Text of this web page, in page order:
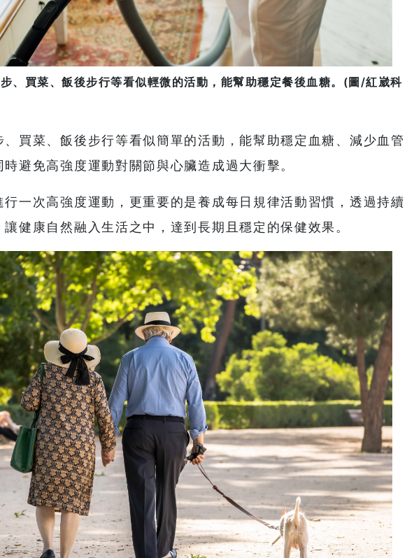
、買菜、飯後步行等看似輕微的活動，能幫助穩定餐後血糖。(圖/紅崴科
買菜、飯後步行等看似簡單的活動，能幫助穩定血糖、減少血管
避免高強度運動對關節與心臟造成過大衝擊。
行一次高強度運動，更重要的是養成每日規律活動習慣，透過持續
健康自然融入生活之中，達到長期且穩定的保健效果。